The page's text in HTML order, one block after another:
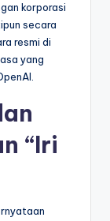
korporasi
secara
resmi di
yang
“Iri